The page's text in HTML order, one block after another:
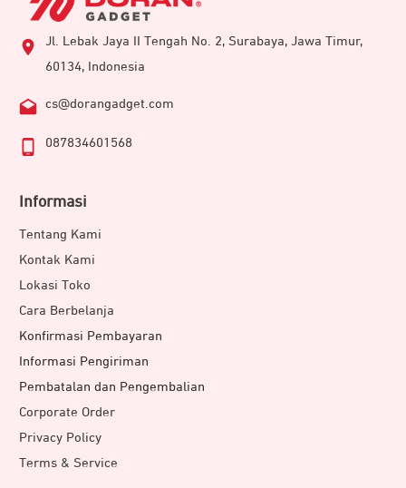
Jl. Lebak Jaya II Tengah No. 2, Surabaya, Jawa Timur,
60134, Indonesia
cs@dorangadget.com
087834601568
Informasi
Tentang Kami
Kontak Kami
Lokasi Toko
Cara Berbelanja
Konfirmasi Pembayaran
Informasi Pengiriman
Pembatalan dan Pengembalian
Corporate Order
Privacy Policy
Terms & Service